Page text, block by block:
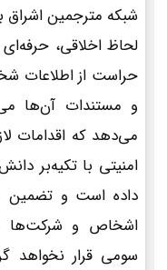
شبکه مترجمین اشراق
لحاظ اخلاقی،
حراست از اطلاعات
و مستندات آن‌ها
می‌دهد که اقدامات
امنیتی با تکیه‌بر
داده است و تضمین
اشخاص و شرکت‌ها
سومی قرار نخواهد